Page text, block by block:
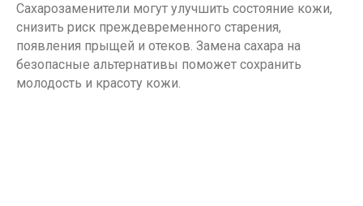
Сахарозаменители могут улучшить состояние кожи,
снизить риск преждевременного старения,
появления прыщей и отеков. Замена сахара на
безопасные альтернативы поможет сохранить
молодость и красоту кожи.